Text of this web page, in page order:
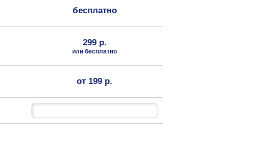
бесплатно
299 р.
или бесплатно
от 199 р.